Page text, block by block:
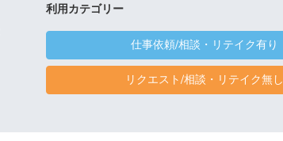
利用カテゴリー
仕事依頼/相談・リテイク有り
リクエスト/相談・リテイク無し